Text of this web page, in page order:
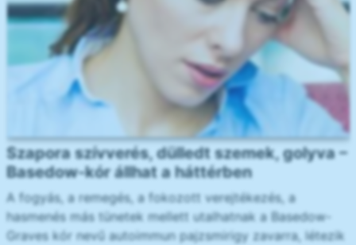
Szapora szívverés, dülledt szemek, golyva –
Basedow-kór állhat a háttérben
A fogyás, a remegés, a fokozott verejtékezés, a
hasmenés más tünetek mellett utalhatnak a Basedow-
Graves kór nevű autoimmun pajzsmirigy zavarra, létezik